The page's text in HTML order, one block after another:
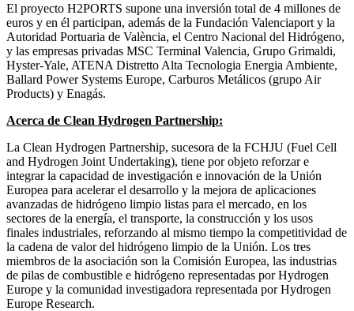
El proyecto H2PORTS supone una inversión total de 4 millones de
euros y en él participan, además de la Fundación Valenciaport y la
Autoridad Portuaria de València, el Centro Nacional del Hidrógeno,
y las empresas privadas MSC Terminal Valencia, Grupo Grimaldi,
Hyster-Yale, ATENA Distretto Alta Tecnologia Energia Ambiente,
Ballard Power Systems Europe, Carburos Metálicos (grupo Air
Products) y Enagás.
Acerca de Clean Hydrogen Partnership:
La Clean Hydrogen Partnership, sucesora de la FCHJU (Fuel Cell
and Hydrogen Joint Undertaking), tiene por objeto reforzar e
integrar la capacidad de investigación e innovación de la Unión
Europea para acelerar el desarrollo y la mejora de aplicaciones
avanzadas de hidrógeno limpio listas para el mercado, en los
sectores de la energía, el transporte, la construcción y los usos
finales industriales, reforzando al mismo tiempo la competitividad de
la cadena de valor del hidrógeno limpio de la Unión. Los tres
miembros de la asociación son la Comisión Europea, las industrias
de pilas de combustible e hidrógeno representadas por Hydrogen
Europe y la comunidad investigadora representada por Hydrogen
Europe Research.